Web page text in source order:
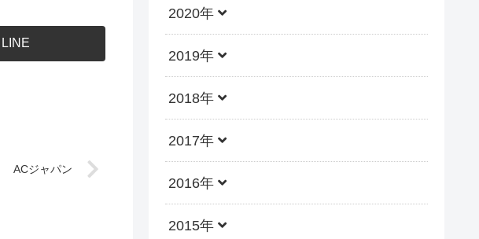
LINE
ACジャパン
2020年
2019年
2018年
2017年
2016年
2015年